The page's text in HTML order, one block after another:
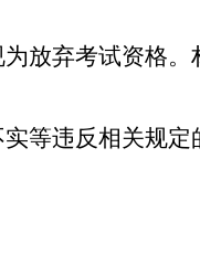
放弃考试资格
等违反相关规